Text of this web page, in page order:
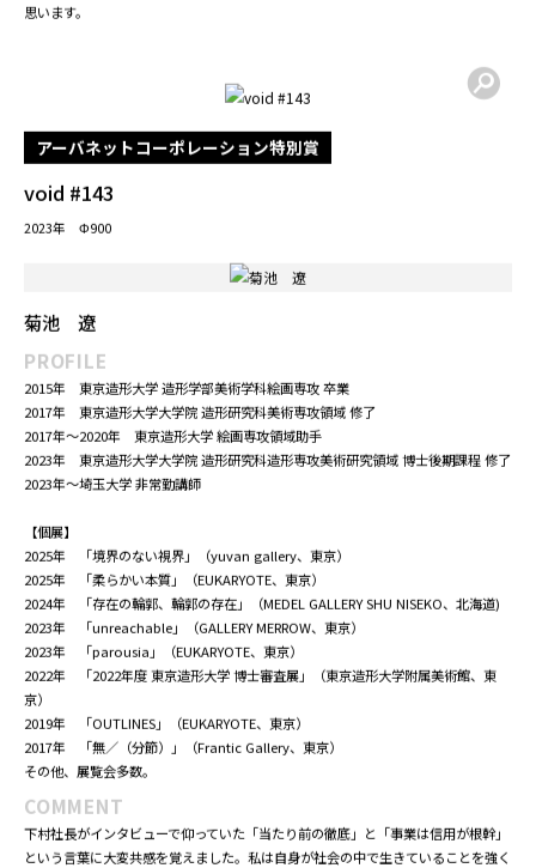
COMMENT
です。日々の生活の中で少しずつ積み重なっていく自分の感情を源にして制作しま
した。ご覧いただく方にも、何か温かさを感じていただければ幸いです。
思います。
アーバネットコーポレーション特別賞
void #143
2023年 Φ900
菊池 遼
PROFILE
2015年 東京造形大学 造形学部美術学科絵画専攻 卒業
2017年 東京造形大学大学院 造形研究科美術専攻領域 修了
2017年～2020年 東京造形大学 絵画専攻領域助手
2023年 東京造形大学大学院 造形研究科造形専攻美術研究領域 博士後期課程 修了
2023年～埼玉大学 非常勤講師
【個展】
2025年 「境界のない視界」（yuvan gallery、東京）
2025年 「柔らかい本質」（EUKARYOTE、東京）
2024年 「存在の輪郭、輪郭の存在」（MEDEL GALLERY SHU NISEKO、北海道)
2023年 「unreachable」（GALLERY MERROW、東京）